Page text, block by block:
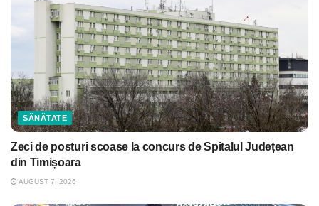
SĂNĂTATE
Zeci de posturi scoase la concurs de Spitalul Județean
din Timișoara
AUGUST 7, 2026